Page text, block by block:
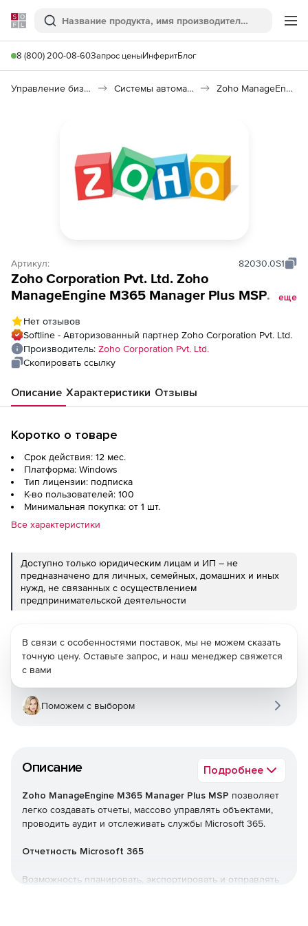
Softline
Поиск
8 (800) 200-08-60Запрос ценыИнферитБлог
Управление бизнесом, CRM/ERP Системы автоматизации Zoho ManageEngine M365 Manager Plus MSP
Артикул: 82030.0S1
Zoho Corporation Pvt. Ltd. Zoho
ManageEngine M365 Manager Plus MSP
Users/Mailboxes with 1 Help Desk Technician
еще
Нет отзывов
Softline - Авторизованный партнер Zoho Corporation Pvt. Ltd.
Производитель: Zoho Corporation Pvt. Ltd.
Скопировать ссылку
Описание Характеристики Отзывы
Коротко о товаре
Срок действия: 12 мес.
Платформа: Windows
Тип лицензии: подписка
К-во пользователей: 100
Минимальная покупка: от 1 шт.
Все характеристики
Доступно только юридическим лицам и ИП – не
предназначено для личных, семейных, домашних и иных
нужд, не связанных с осуществлением
предпринимательской деятельности
Описание Подробнее
Zoho ManageEngine M365 Manager Plus MSP позволяет
легко создавать отчеты, массово управлять объектами,
проводить аудит и отслеживать службы Microsoft 365.
Отчетность Microsoft 365
Возможность планировать, экспортировать и отправлять
В связи с особенностями поставок, мы не можем сказать
точную цену. Оставьте запрос, и наш менеджер свяжется
с вами
Поможем с выбором